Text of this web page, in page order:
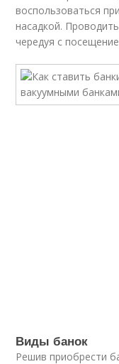
воспользоваться
насадкой.
чередуя с
Виды банок
Решив приобрести